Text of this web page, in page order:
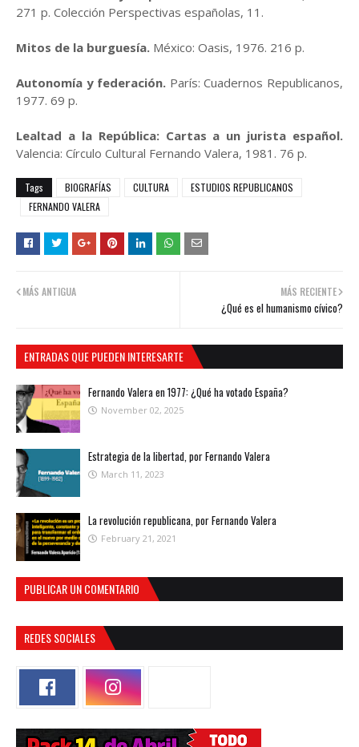
271 p. Colección Perspectivas españolas, 11.
Mitos de la burguesía. México: Oasis, 1976. 216 p.
Autonomía y federación. París: Cuadernos Republicanos,
1977. 69 p.
Lealtad a la República: Cartas a un jurista español.
Valencia: Círculo Cultural Fernando Valera, 1981. 76 p.
Tags BIOGRAFÍAS CULTURA
ESTUDIOS REPUBLICANOS
FERNANDO VALERA
MÁS RECIENTE
¿Qué es el humanismo cívico?
MÁS ANTIGUA
ENTRADAS QUE PUEDEN INTERESARTE
Fernando Valera en 1977: ¿Qué ha votado España?
November 02, 2025
Estrategia de la libertad, por Fernando Valera
March 11, 2023
La revolución republicana, por Fernando Valera
February 21, 2021
PUBLICAR UN COMENTARIO
REDES SOCIALES